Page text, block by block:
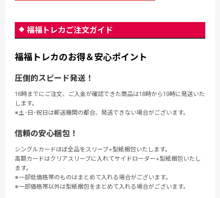
福福トレカご注文ガイド
福福トレカのお得＆安心ポイント
圧倒的スピード発送！
16時までにご注文、ご入金が確認できた商品は18時から19時に発送いた
します。
※土･日･祝日は郵送機関の都合、発送できない場合がございます。
信頼の安心梱包！
シングルカードほぼ全品をスリーブ+型紙梱包いたします。
高額カードはクリアスリーブに入れてサイドローダー+型紙梱包いたし
ます。
※一部低価格帯のものはまとめて入れる場合がございます。
※一部価格帯以外は型紙梱包をまとめて入れる場合がございます。